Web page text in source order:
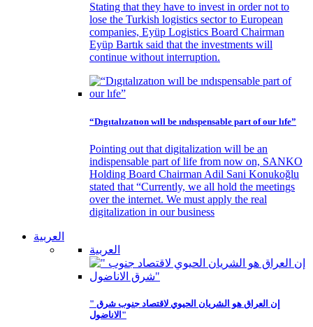
Stating that they have to invest in order not to
lose the Turkish logistics sector to European
companies, Eyüp Logistics Board Chairman
Eyüp Bartık said that the investments will
continue without interruption.
“Dıgıtalızatıon wıll be ındıspensable part of our lıfe”
Pointing out that digitalization will be an
indispensable part of life from now on, SANKO
Holding Board Chairman Adil Sani Konukoğlu
stated that “Currently, we all hold the meetings
over the internet. We must apply the real
digitalization in our business
العربية
العربية
" إن العراق هو الشريان الحيوي لاقتصاد جنوب شرق
الاناضول"